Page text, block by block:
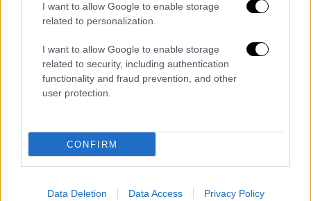
I want to allow Google to enable storage
related to personalization.
I want to allow Google to enable storage
related to security, including authentication
functionality and fraud prevention, and other
user protection.
CONFIRM
Data Deletion Data Access Privacy Policy
περί υπάρξεως σοβαρών ενδείξεων ενοχής,
δεν αναιρείται από κανένα αποδεικτικό
μέσο, ούτε από τα έγγραφα της ΑΑΔΕ, καθώς
η Γενική Διεύθυνση Τελωνείων δεν
αναφέρεται στην εξαγωγή
λαθρεμπορευμάτων από τη χώρα, που
Μάλιστα, όπως επισημαίνουν δεν έχει
υπολογιστεί ακόμη η αξία των
αυτών ΦΠΑ.